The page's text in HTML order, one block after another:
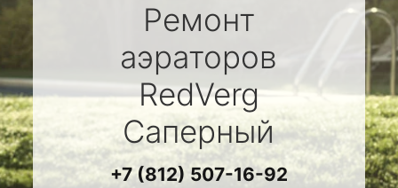
Ремонт
аэраторов
RedVerg
Саперный
+7 (812) 507-16-92